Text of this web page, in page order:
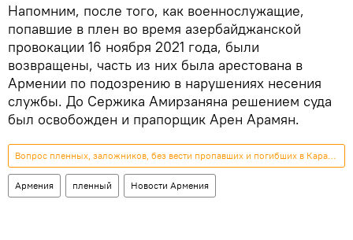
Напомним, после того, как военнослужащие,
попавшие в плен во время азербайджанской
провокации 16 ноября 2021 года, были
возвращены, часть из них была арестована в
Армении по подозрению в нарушениях несения
службы. До Сержика Амирзаняна решением суда
был освобожден и прапорщик Арен Арамян.
Вопрос пленных, заложников, без вести пропавших и погибших в Карабахе
Армения пленный Новости Армения